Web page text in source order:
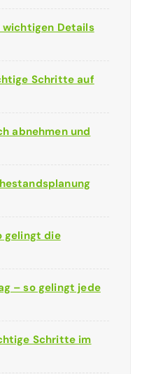
wichtigen Details
Schritte auf
abnehmen und
gelingt die
– so gelingt jede
Schritte im